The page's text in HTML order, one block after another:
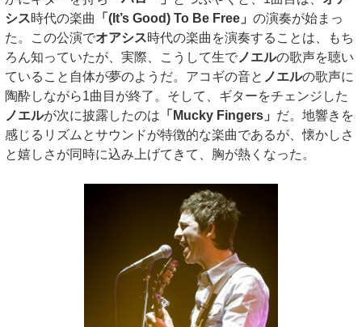
シス時代の楽曲 「(It’s Good) To Be Free」 の演奏が始まっ
た。この公演でオアシス時代の楽曲を演奏することは、もち
ろん知っていたが、実際、こうして生で ノエルの歌声を聴い
ていること自体が夢のようだ。アコギの音と ノエルの歌声に
陶酔しながら1曲目が終了。そして、ギターをチェンジした
ノエルが次に披露したのは 「Mucky Fingers」 だ。地響きを
感じるリズムとサウンドが特徴的な楽曲であるが、懐かしさ
と嬉しさが同時に込み上げてきて、胸が熱くなった。